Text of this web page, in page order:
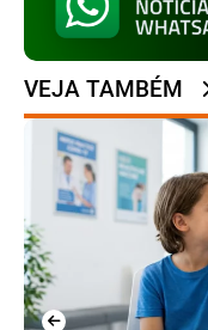
VEJA TAMBÉM